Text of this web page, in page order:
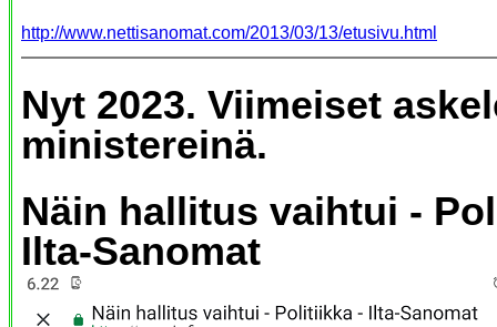
http://www.nettisanomat.com/2013/03/13/etusivu.html
Nyt 2023. Viimeiset
ministereinä.
Näin hallitus vaihtui -
Ilta-Sanomat